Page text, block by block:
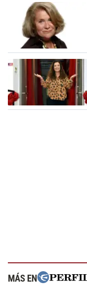
MÁS EN